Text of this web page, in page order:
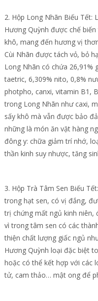
2. Hộp Long Nhãn Biếu Tết:
Hương Quỳnh được chế
khô, mang đến hương vị
Cùi Nhãn được tách vỏ, bỏ
Long Nhãn có chứa 26,91%
taetric, 6,309% nito, 0,8%
photpho, canxi, vitamin B1,
trong Long Nhãn như caxi,
sấy khô mà vẫn được bảo
những là món ăn vặt hàng
đông y: chữa giảm trí nhớ,
thần kinh suy nhược, tăng
3. Hộp Trà Tâm Sen Biếu
trong hạt sen, có vị đắng,
trị chứng mất ngủ kinh niên,
vì trong tâm sen có các
thiện chất lượng giấc ngủ
Hương Quỳnh loại đặc biệt
hoặc có thể kết hợp với các
tử, cam thảo… mật ong để